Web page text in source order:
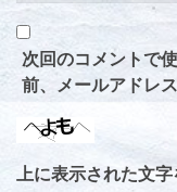
次回のコメントで
前、メールアドレ
上に表示された文字